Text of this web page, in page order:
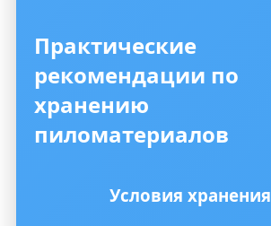
Практические
рекомендации по
хранению
пиломатериалов
Условия хранения